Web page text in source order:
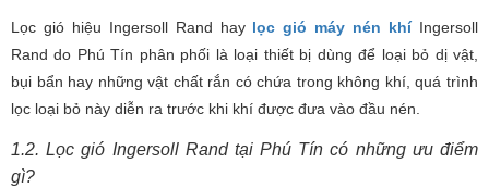
Lọc gió hiệu Ingersoll Rand hay lọc gió máy nén khíIngersoll
Rand do Phú Tín phân phối là loại thiết bị dùng để loại bỏ dị vật,
bụi bẩn hay những vật chất rắn có chứa trong không khí, quá trình
lọc loại bỏ này diễn ra trước khi khí được đưa vào đầu nén.
1.2. Lọc gió Ingersoll Rand tại Phú Tín có những ưu điểm
gì?